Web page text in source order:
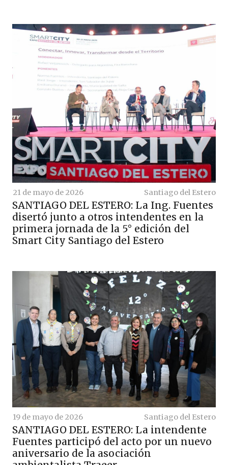
21 de mayo de 2026 Santiago del Estero
SANTIAGO DEL ESTERO: La Ing. Fuentes
disertó junto a otros intendentes en la
primera jornada de la 5° edición del
Smart City Santiago del Estero
19 de mayo de 2026 Santiago del Estero
SANTIAGO DEL ESTERO: La intendente
Fuentes participó del acto por un nuevo
aniversario de la asociación